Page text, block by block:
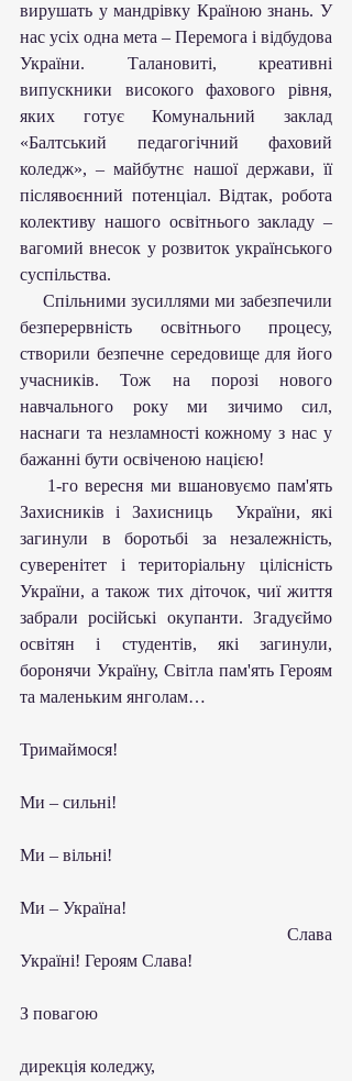
вирушать у мандрівку Країною знань. У
нас усіх одна мета – Перемога і відбудова
України. Талановиті, креативні
випускники високого фахового рівня,
яких готує Комунальний заклад
«Балтський педагогічний фаховий
коледж», – майбутнє нашої держави, її
післявоєнний потенціал. Відтак, робота
колективу нашого освітнього закладу –
вагомий внесок у розвиток українського
суспільства.
безперервність освітнього процесу,
створили безпечне середовище для його
учасників. Тож на порозі нового
навчального року ми зичимо сил,
наснаги та незламності кожному з нас у
бажанні бути освіченою нацією!
Захисників і Захисниць  України, які
загинули в боротьбі за незалежність,
суверенітет і територіальну цілісність
України, а також тих діточок, чиї життя
забрали російські окупанти. Згадуєймо
освітян і студентів, які загинули,
боронячи Україну, Світла пам'ять Героям
та маленьким янголам…
Тримаймося!
Ми – сильні!
Ми – вільні!
Ми – Україна!
Україні! Героям Слава!
З повагою
дирекція коледжу,